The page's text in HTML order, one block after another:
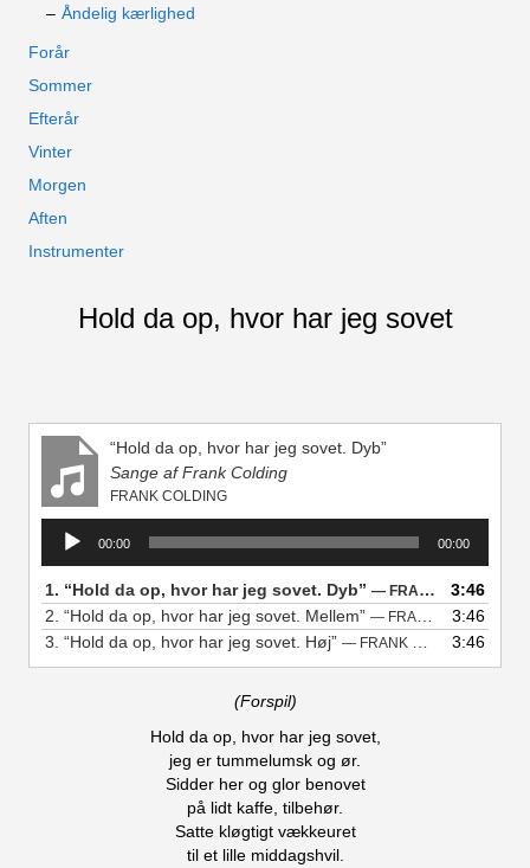
Åndelig kærlighed
Forår
Sommer
Efterår
Vinter
Morgen
Aften
Instrumenter
Hold da op, hvor har jeg sovet
“Hold da op, hvor har jeg sovet. Dyb”
Sange af Frank Colding
FRANK COLDING
Lydafspiller
00:00 00:00
1. “Hold da op, hvor har jeg sovet. Dyb” — FRANK COLDING
3:46
2. “Hold da op, hvor har jeg sovet. Mellem” — FRANK COLDING
3:46
3. “Hold da op, hvor har jeg sovet. Høj” — FRANK COLDING 3:46
(Forspil)
Hold da op, hvor har jeg sovet,
jeg er tummelumsk og ør.
Sidder her og glor benovet
på lidt kaffe, tilbehør.
Satte kløgtigt vækkeuret
til et lille middagshvil.